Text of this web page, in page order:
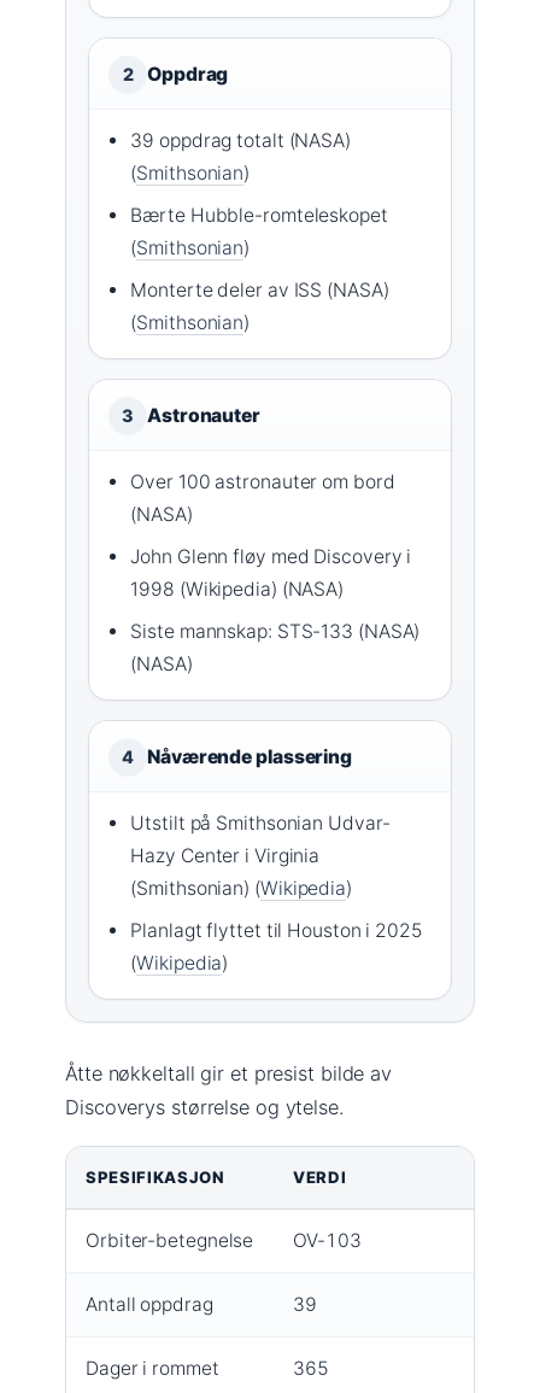
2 Oppdrag
39 oppdrag totalt (NASA)
(Smithsonian)
Bærte Hubble-romteleskopet
(Smithsonian)
Monterte deler av ISS (NASA)
(Smithsonian)
3 Astronauter
Over 100 astronauter om bord
(NASA)
John Glenn fløy med Discovery i
1998 (Wikipedia) (NASA)
Siste mannskap: STS-133 (NASA)
(NASA)
4 Nåværende plassering
Utstilt på Smithsonian Udvar-
Hazy Center i Virginia
(Smithsonian) (Wikipedia)
Planlagt flyttet til Houston i 2025
(Wikipedia)
Åtte nøkkeltall gir et presist bilde av
Discoverys størrelse og ytelse.
SPESIFIKASJON VERDI
Orbiter-betegnelse OV-103
Antall oppdrag 39
Dager i rommet 365